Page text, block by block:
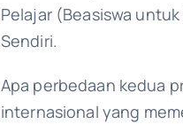
Pelajar (Beasiswa
Sendiri.
Apa perbedaan kedua
internasional yang